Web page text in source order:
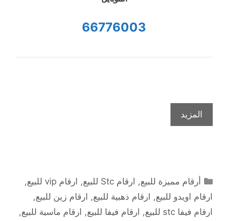
66776003
المزيد
التصنيفات
أرقام مميزة للبيع, ارقام Stc للبيع , ارقام vip للبيع
,
ارقام اويدو للبيع, ارقام ذهبية للبيع, ارقام زين للبيع,
ارقام فيفا stc للبيع
, ارقام فيفا للبيع, ارقام ماسية للبيع,